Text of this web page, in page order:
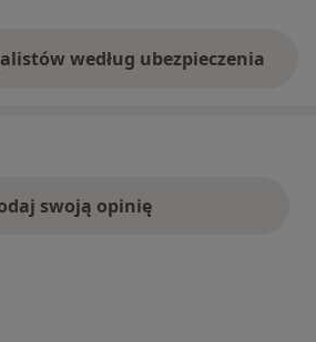
według ubezpieczenia
swoją opinię